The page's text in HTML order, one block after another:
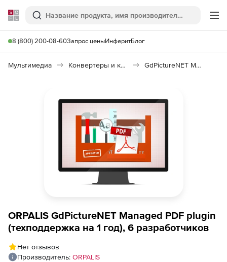
Softline
Поиск
8 (800) 200-08-60Запрос ценыИнферитБлог
Мультимедиа Конвертеры и кодировщики GdPictureNET Managed PDF
ORPALIS GdPictureNET Managed PDF plugin
(техподдержка на 1 год), 6 разработчиков
Нет отзывов
Производитель: ORPALIS